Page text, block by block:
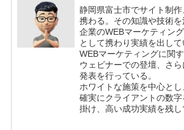
静岡県富士市でサイト制
携わる。その知識や技術
企業のWEBマーケティン
として携わり実績を出して
WEBマーケティングに関
ウェビナーでの登壇、さ
発表を行っている。
ホワイトな施策を中心と
確実にクライアントの数
掛け、高い成功実績を残し